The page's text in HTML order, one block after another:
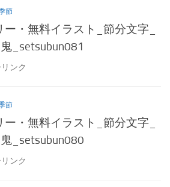
節
ー・無料イラスト_節分文字_
_setsubun081
ンク
節
ー・無料イラスト_節分文字_
_setsubun080
ンク